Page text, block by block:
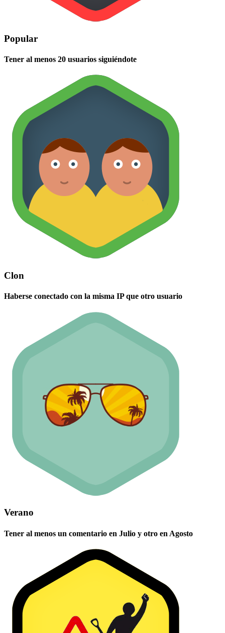
Popular
Tener al menos 20 usuarios siguiéndote
Clon
Haberse conectado con la misma IP que otro usuario
Verano
Tener al menos un comentario en Julio y otro en Agosto